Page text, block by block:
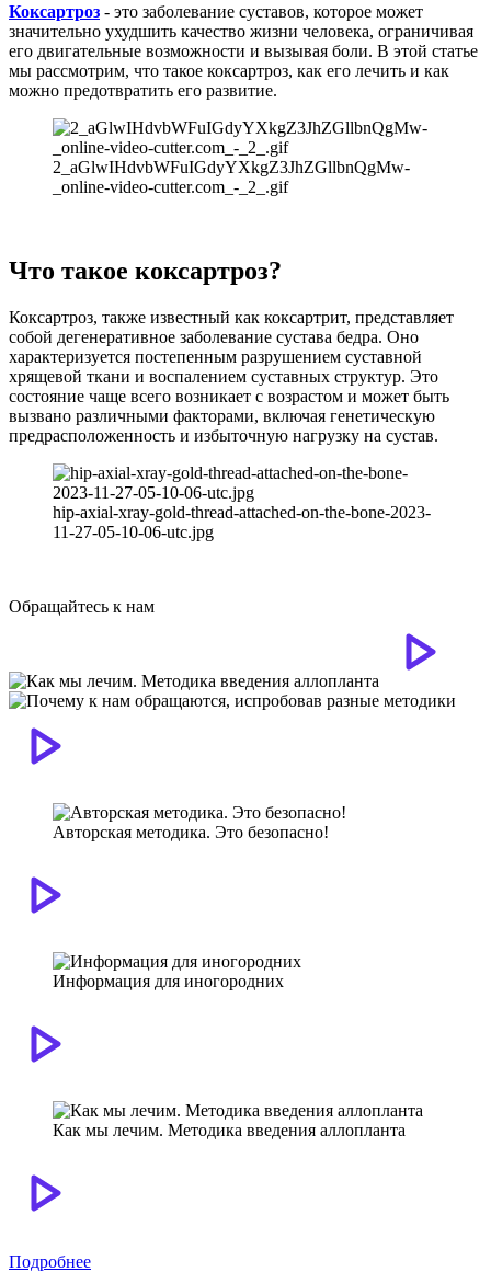
Коксартроз - это заболевание суставов, которое может
значительно ухудшить качество жизни человека, ограничивая
его двигательные возможности и вызывая боли. В этой статье
мы рассмотрим, что такое коксартроз, как его лечить и как
можно предотвратить его развитие.
2_aGlwIHdvbWFuIGdyYXkgZ3JhZGllbnQgMw-
_online-video-cutter.com_-_2_.gif
Что такое коксартроз?
Коксартроз, также известный как коксартрит, представляет
собой дегенеративное заболевание сустава бедра. Оно
характеризуется постепенным разрушением суставной
хрящевой ткани и воспалением суставных структур. Это
состояние чаще всего возникает с возрастом и может быть
вызвано различными факторами, включая генетическую
предрасположенность и избыточную нагрузку на сустав.
hip-axial-xray-gold-thread-attached-on-the-bone-2023-
11-27-05-10-06-utc.jpg
Обращайтесь к нам
Авторская методика. Это безопасно!
Информация для иногородних
Как мы лечим. Методика введения аллопланта
Подробнее